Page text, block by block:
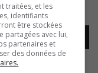
00:00
20221121.
traitées, et les
identifiants
être stockées
partagées avec lui,
partenaires et
des données de